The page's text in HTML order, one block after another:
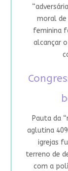
moral de
feminina
alcançar
Pauta da
aglutina
igrejas
terreno de
com a